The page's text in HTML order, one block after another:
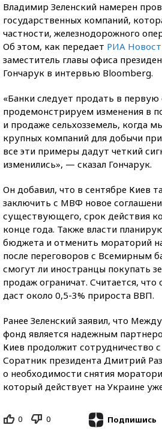
Владимир Зеленский намерен
государственных компаний,
частности, железнодорожного
Об этом, как передает РИА
заместитель главы офиса
Гончарук в интервью Bloomberg.
«Банки следует продать в
продемонстрируем изменения в
и продаже сельхозземель, когда
крупных компаний для добычи
все эти примеры дадут четкий
изменились», — сказал Гончарук.
Он добавил, что в сентябре Киев
заключить с МВФ новое
существующего, срок действия
конце года. Также власти
бюджета и отменить мораторий
после переговоров с Всемирным
смогут ли иностранцы покупать
продаж ограничат. Считается,
даст около 0,5-3% прироста ВВП.
Ранее Зеленский заявил, что
фонд является надежным
Киев продолжит сотрудничество с
Соратник президента Дмитрий
о необходимости снятия
который действует на Украине
0 0 Подпишись